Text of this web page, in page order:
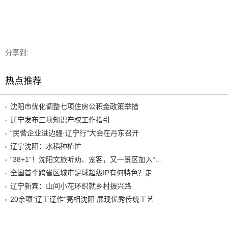
分享到:
热点推荐
沈阳市优化调整七项住房公积金政策举措
辽宁发布三项知识产权工作指引
“民营企业进边疆·辽宁行”大会在丹东召开
辽宁沈阳：水稻种植忙
辽宁新宾：山间小花环织就乡村振兴路
20余项“辽工辽作”亮相沈阳 展现优秀传统工艺